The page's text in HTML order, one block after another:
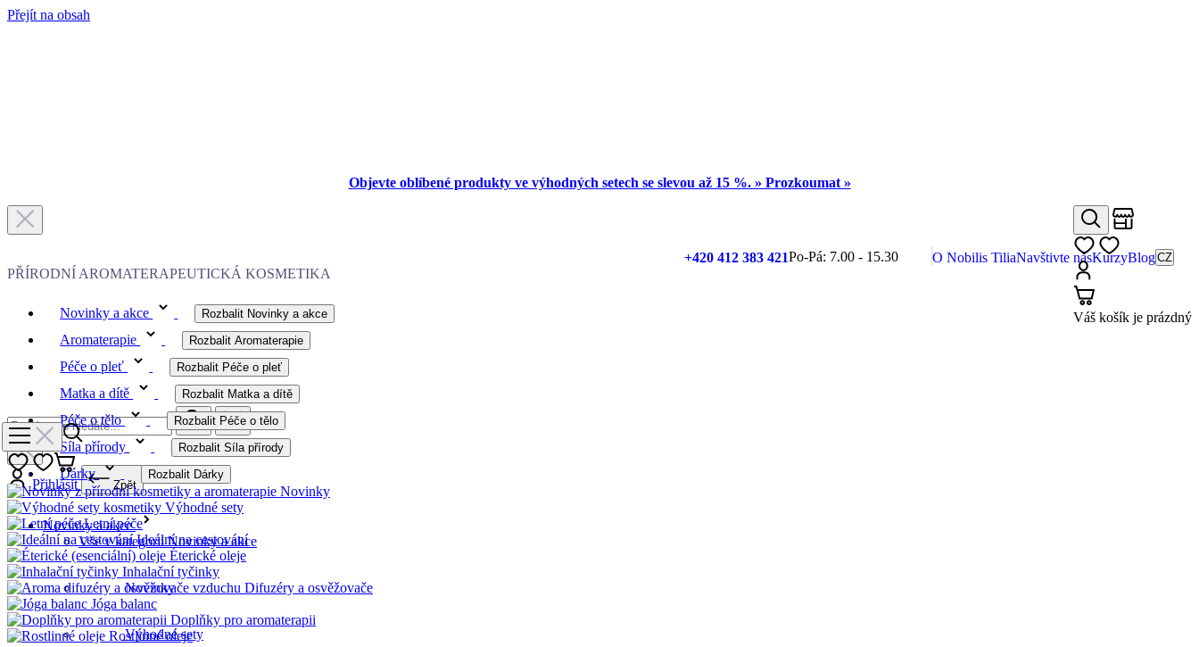
Přejít na obsah
Objevte oblíbené produkty ve výhodných setech se slevou až 15 %. » Prozkoumat »
PŘÍRODNÍ AROMATERAPEUTICKÁ KOSMETIKA
Novinky a akce Rozbalit Novinky a akce
Aromaterapie Rozbalit Aromaterapie
Péče o pleť Rozbalit Péče o pleť
Matka a dítě Rozbalit Matka a dítě
Péče o tělo Rozbalit Péče o tělo
Síla přírody Rozbalit Síla přírody
Dárky Rozbalit Dárky
Novinky
Výhodné sety
Letní péče
Ideální na cestování
Éterické oleje
Inhalační tyčinky
Difuzéry a osvěžovače
Jóga balanc
Doplňky pro aromaterapii
Rostlinné oleje
+420 412 383 421Po-Pá: 7.00 - 15.30 O Nobilis TiliaNavštivte násKurzyBlogCZ
Hledat
Přihlásit
Váš košík je prázdný
Přihlásit Zpět
Novinky a akce
Vše v kategorii Novinky a akce
Novinky
Výhodné sety